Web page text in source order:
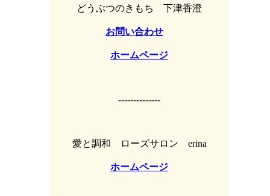
どうぶつのきもち 下津香澄
お問い合わせ
ホームページ
--------------
愛と調和 ローズサロン erina
ホームページ